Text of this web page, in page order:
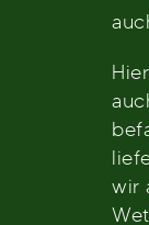
wir